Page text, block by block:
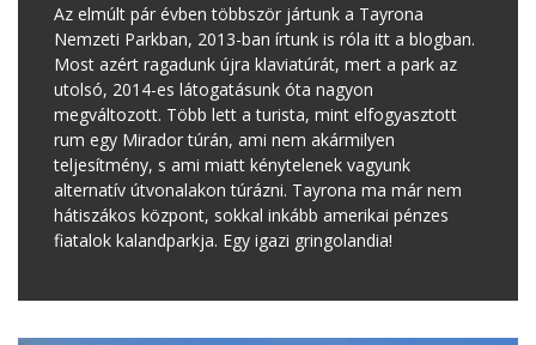
Az elmúlt pár évben többször jártunk a Tayrona
Nemzeti Parkban, 2013-ban írtunk is róla itt a blogban.
Most azért ragadunk újra klaviatúrát, mert a park az
utolsó, 2014-es látogatásunk óta nagyon
megváltozott. Több lett a turista, mint elfogyasztott
rum egy Mirador túrán, ami nem akármilyen
teljesítmény, s ami miatt kénytelenek vagyunk
alternatív útvonalakon túrázni. Tayrona ma már nem
hátiszákos központ, sokkal inkább amerikai pénzes
fiatalok kalandparkja. Egy igazi gringolandia!